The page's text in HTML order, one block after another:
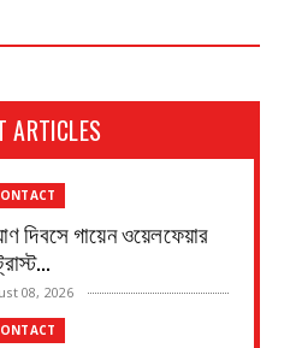
ARTICLES
দিবসে গায়েন ওয়েলফেয়ার
08, 2026